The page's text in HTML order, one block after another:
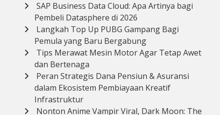
SAP Business Data Cloud: Apa Artinya bagi
Pembeli Datasphere di 2026
Langkah Top Up PUBG Gampang Bagi
Pemula yang Baru Bergabung
Tips Merawat Mesin Motor Agar Tetap Awet
dan Bertenaga
Peran Strategis Dana Pensiun & Asuransi
dalam Ekosistem Pembiayaan Kreatif
Infrastruktur
Nonton Anime Vampir Viral, Dark Moon: The